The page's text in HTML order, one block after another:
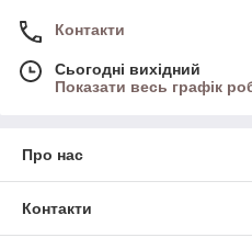
Контакти
Сьогодні вихідний
Показати весь графік
Про нас
Контакти